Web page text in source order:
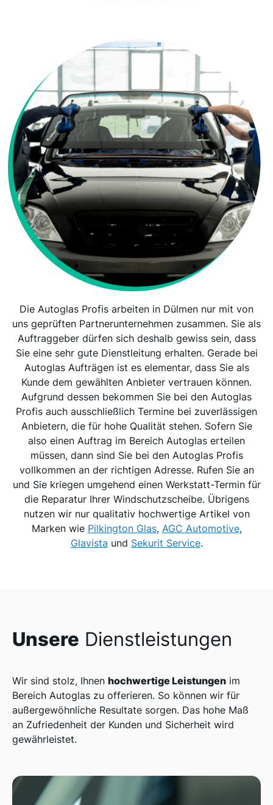
Die Autoglas Profis arbeiten in Dülmen nur mit von
uns geprüften Partnerunternehmen zusammen. Sie als
Auftraggeber dürfen sich deshalb gewiss sein, dass
Sie eine sehr gute Dienstleitung erhalten. Gerade bei
Autoglas Aufträgen ist es elementar, dass Sie als
Kunde dem gewählten Anbieter vertrauen können.
Aufgrund dessen bekommen Sie bei den Autoglas
Profis auch ausschließlich Termine bei zuverlässigen
Anbietern, die für hohe Qualität stehen. Sofern Sie
also einen Auftrag im Bereich Autoglas erteilen
müssen, dann sind Sie bei den Autoglas Profis
vollkommen an der richtigen Adresse. Rufen Sie an
und Sie kriegen umgehend einen Werkstatt-Termin für
die Reparatur Ihrer Windschutzscheibe. Übrigens
nutzen wir nur qualitativ hochwertige Artikel von
Marken wie Pilkington Glas, AGC Automotive,
Glavista und Sekurit Service.
Unsere Dienstleistungen
Wir sind stolz, Ihnen hochwertige Leistungen im
Bereich Autoglas zu offerieren. So können wir für
außergewöhnliche Resultate sorgen. Das hohe Maß
an Zufriedenheit der Kunden und Sicherheit wird
gewährleistet.